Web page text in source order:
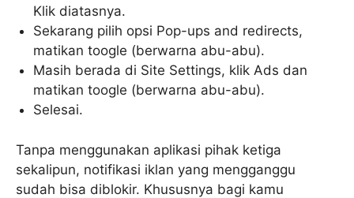
Klik diatasnya.
Sekarang pilih opsi Pop-ups and redirects,
matikan toogle (berwarna abu-abu).
Masih berada di Site Settings, klik Ads dan
matikan toogle (berwarna abu-abu).
Selesai.
Tanpa menggunakan aplikasi pihak ketiga
sekalipun, notifikasi iklan yang mengganggu
sudah bisa diblokir. Khususnya bagi kamu